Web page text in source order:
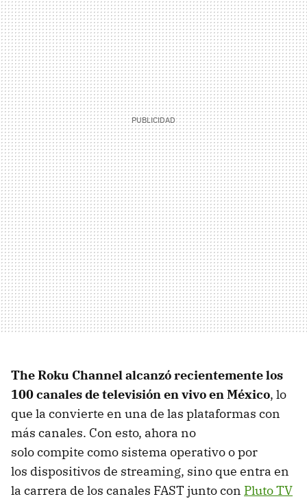
The Roku Channelalcanzó recientementelos
100 canales de televisión en vivo en México, lo
que la convierte en una de las plataformas con
más canales. Con esto, ahora no
solo compite como sistema operativo o por
los dispositivos de streaming, sino que entra en
la carrera de los canales FAST junto con Pluto TV